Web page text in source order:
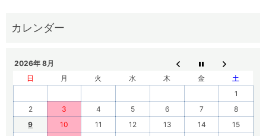
2026年 8月
日
月 火 水 木 金
土
1
2
3 4 5 6 7
8
9
10 11 12 13 14
15